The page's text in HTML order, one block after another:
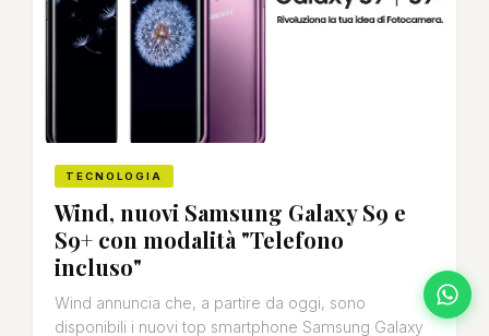
TECNOLOGIA
Wind, nuovi Samsung Galaxy S9 e
S9+ con modalità "Telefono
incluso"
Wind annuncia che, a partire da oggi, sono
disponibili i nuovi top smartphone Samsung Galaxy